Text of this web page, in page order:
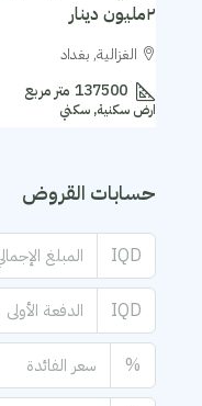
٢مليون دينار
الغزالية, بغداد
137500 متر مربع
ارض سكنية, سكني
حسابات القروض
IQD
IQD
%